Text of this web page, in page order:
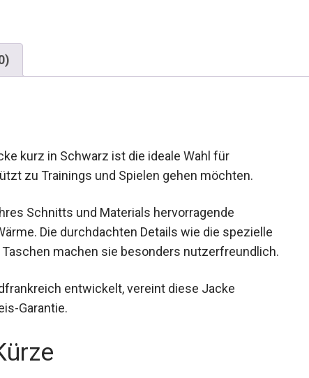
kurz in Schwarz ist die ideale Wahl für
zu Trainings und Spielen gehen möchten.
Schnitts und Materials hervorragende
Die durchdachten Details wie die spezielle
machen sie besonders nutzerfreundlich.
entwickelt, vereint diese Jacke
Garantie.